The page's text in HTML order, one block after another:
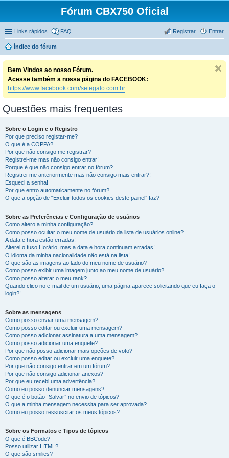
Fórum CBX750 Oficial
Links rápidos FAQ Entrar
Registrar
Índice do fórum
Bem Vindos ao nosso Fórum.
Acesse também a nossa página do FACEBOOK:
https://www.facebook.com/setegalo.com.br
Questões mais frequentes
Sobre o Login e o Registro
Por que preciso registar-me?
O que é a COPPA?
Por que não consigo me registrar?
Registrei-me mas não consigo entrar!
Porque é que não consigo entrar no fórum?
Registrei-me anteriormente mas não consigo mais entrar?!
Esqueci a senha!
Por que entro automaticamente no fórum?
O que a opção de “Excluir todos os cookies deste painel” faz?
Sobre as Preferências e Configuração de usuários
Como altero a minha configuração?
Como posso ocultar o meu nome de usuário da lista de usuários online?
A data e hora estão erradas!
Alterei o fuso Horário, mas a data e hora continuam erradas!
O idioma da minha nacionalidade não está na lista!
O que são as imagens ao lado do meu nome de usuário?
Como posso exibir uma imagem junto ao meu nome de usuário?
Como posso alterar o meu rank?
Quando clico no e-mail de um usuário, uma página aparece solicitando que eu faça o
login?!
Sobre as mensagens
Como posso enviar uma mensagem?
Como posso editar ou excluir uma mensagem?
Como posso adicionar assinatura a uma mensagem?
Como posso adicionar uma enquete?
Por que não posso adicionar mais opções de voto?
Como posso editar ou excluir uma enquete?
Por que não consigo entrar em um fórum?
Por que não consigo adicionar anexos?
Por que eu recebi uma advertência?
Como eu posso denunciar mensagens?
O que é o botão “Salvar” no envio de tópicos?
O que a minha mensagem necessita para ser aprovada?
Como eu posso ressuscitar os meus tópicos?
Sobre os Formatos e Tipos de tópicos
O que é BBCode?
Posso utilizar HTML?
O que são smilies?